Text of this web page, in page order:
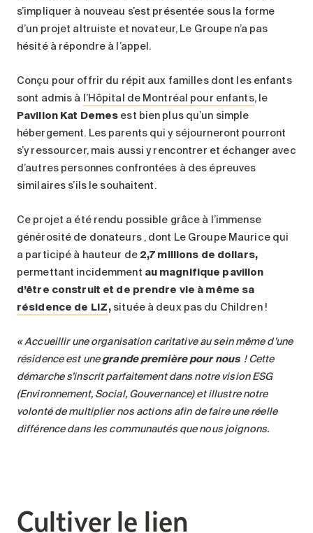
s’impliquer à nouveau s’est présentée sous la forme
d’un projet altruiste et novateur, Le Groupe n’a pas
hésité à répondre à l’appel.
Conçu pour offrir du répit aux familles dont les enfants
sont admis à
l’Hôpital de Montréal pour enfants, le
Pavillon Kat Demes est bien plus qu’un simple
hébergement. Les parents qui y séjourneront pourront
s’y ressourcer, mais aussi y rencontrer et échanger avec
d’autres personnes confrontées à des épreuves
similaires s’ils le souhaitent.
Ce projet a été rendu possible grâce à l’immense
générosité de donateurs , dont Le Groupe Maurice qui
a participé à hauteur de 2,7 millions de dollars,
permettant incidemment au magnifique pavillon
d’être construit et de prendre vie à même sa
résidence de LIZ, située à deux pas du Children !
«Accueillir une organisation caritative au sein même d’une
résidence est unegrande première pour nous ! Cette
démarche s’inscrit parfaitement dans notre vision ESG
(Environnement, Social, Gouvernance) et illustre notre
volonté de multiplier nos actions afin de faire une réelle
différence dans les communautés que nous joignons.
Cultiver le lien